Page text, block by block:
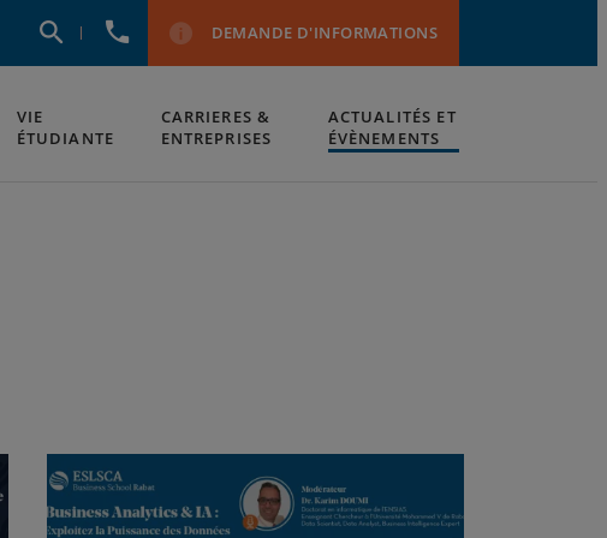
+212537543000DEMANDE D'INFORMATIONS
VIE
ÉTUDIANTE
CARRIERES &
ENTREPRISES
ACTUALITÉS ET
ÉVÈNEMENTS